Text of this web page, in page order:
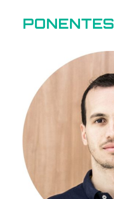
PONENTES